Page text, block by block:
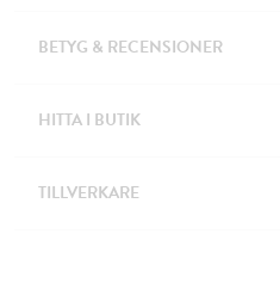
BETYG & RECENSIONER
HITTA I BUTIK
TILLVERKARE